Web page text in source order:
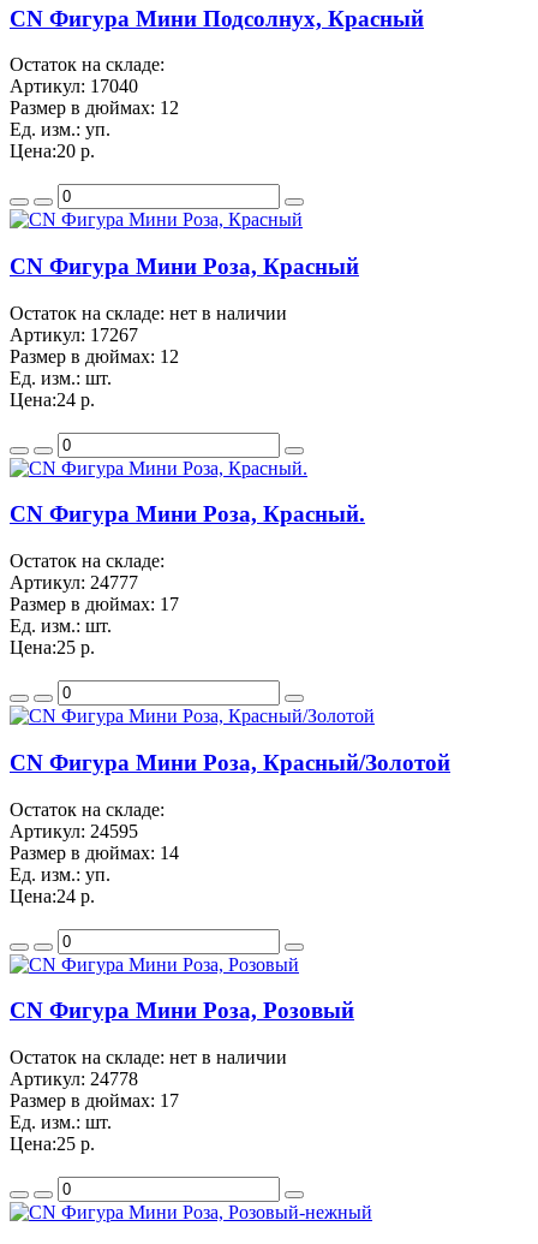
CN Фигура Мини Подсолнух, Красный
Остаток на складе:
Артикул: 17040
Размер в дюймах: 12
Ед. изм.: уп.
Цена:20 р.
CN Фигура Мини Роза, Красный
Остаток на складе: нет в наличии
Артикул: 17267
Размер в дюймах: 12
Ед. изм.: шт.
Цена:24 р.
CN Фигура Мини Роза, Красный.
Остаток на складе:
Артикул: 24777
Размер в дюймах: 17
Ед. изм.: шт.
Цена:25 р.
CN Фигура Мини Роза, Красный/Золотой
Остаток на складе:
Артикул: 24595
Размер в дюймах: 14
Ед. изм.: уп.
Цена:24 р.
CN Фигура Мини Роза, Розовый
Остаток на складе: нет в наличии
Артикул: 24778
Размер в дюймах: 17
Ед. изм.: шт.
Цена:25 р.